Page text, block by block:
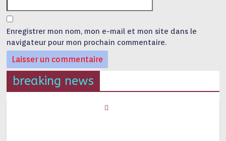
Enregistrer mon nom, mon e-mail et mon site dans le
navigateur pour mon prochain commentaire.
breaking news